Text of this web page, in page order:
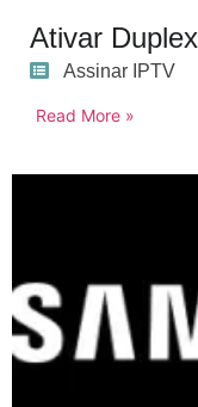
Ativar
Assinar IPTV
Read More »